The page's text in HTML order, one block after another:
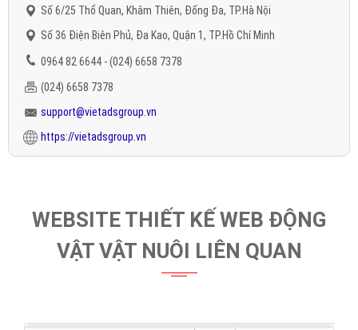
Số 6/25 Thổ Quan, Khâm Thiên, Đống Đa, TP.Hà Nội
Số 36 Điện Biên Phủ, Đa Kao, Quận 1, TP.Hồ Chí Minh
0964 82 6644 - (024) 6658 7378
(024) 6658 7378
support@vietadsgroup.vn
https://vietadsgroup.vn
WEBSITE THIẾT KẾ WEB ĐỘNG
VẬT VẬT NUÔI LIÊN QUAN